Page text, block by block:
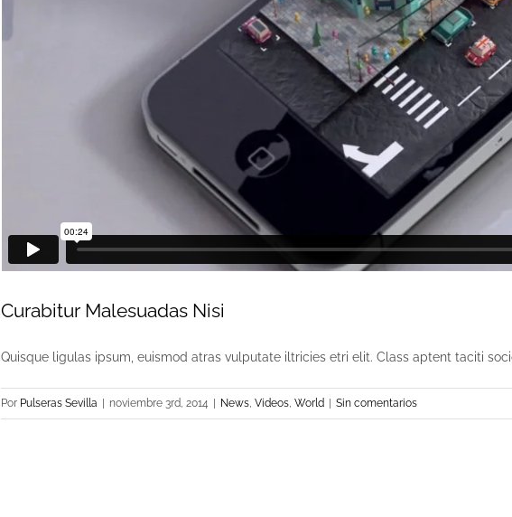
Curabitur Malesuadas Nisi
Quisque ligulas ipsum, euismod atras vulputate iltricies etri elit. Class aptent taciti
Por Pulseras Sevilla noviembre 3rd, 2014 News, Videos, World Sin comentarios